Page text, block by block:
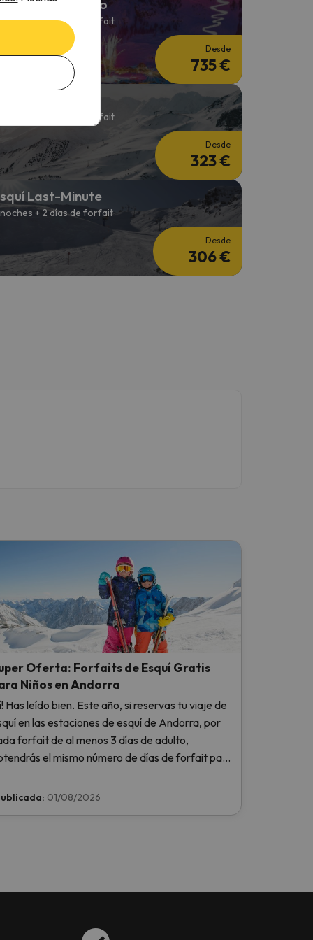
en Fin de Año
+ 2 Días de forfait
Desde
735 €
noches + 6 Días de forfait
Desde
323 €
Last-Minute
+ 2 días de forfait
Desde
306 €
Oferta: Forfaits de Esquí Gratis
Niños en Andorra
Has leído bien. Este año, si reservas tu viaje de
en las estaciones de esquí de Andorra, por
forfait de al menos 3 días de adulto,
el mismo número de días de forfait para
01/08/2026